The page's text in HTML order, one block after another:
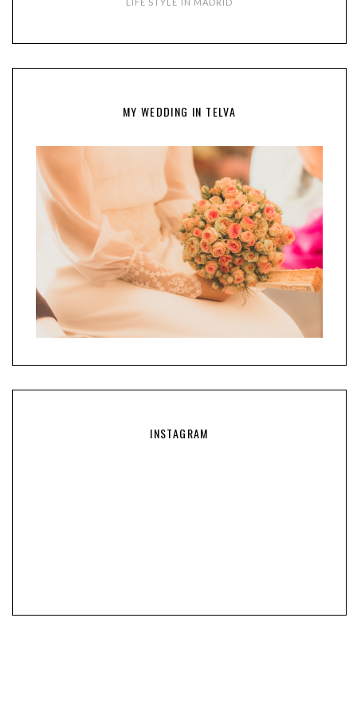
LIFE STYLE IN MADRID
MY WEDDING IN TELVA
INSTAGRAM